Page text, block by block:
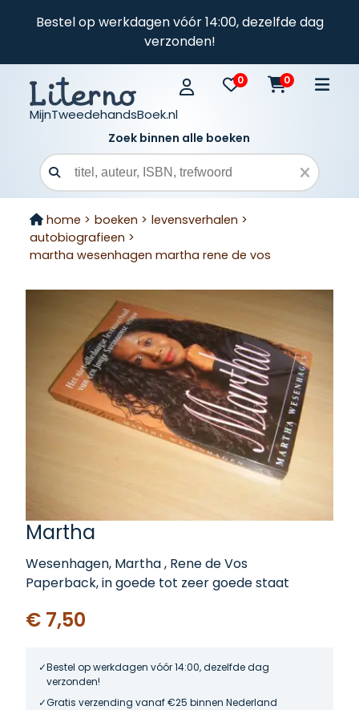
Bestel op werkdagen vóór 14:00, dezelfde dag
verzonden!
MijnTweedehandsBoek.nl
0 0
Zoek binnen alle boeken
Zoekveld
home > boeken > levensverhalen >
autobiografieen >
martha wesenhagen martha rene de vos
Martha
Wesenhagen, Martha , Rene de Vos
Paperback, in goede tot zeer goede staat
€ 7,50
Bestel op werkdagen vóór 14:00, dezelfde dag
verzonden!
Gratis verzending vanaf €25 binnen Nederland